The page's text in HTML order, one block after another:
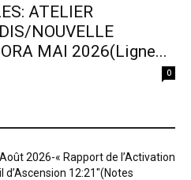
ATELIER
NOUVELLE
MAI 2026(Ligne...
0
2026-« Rapport de l’Activation
d’Ascension 12:21″(Notes